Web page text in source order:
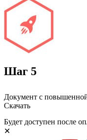
Шаг 5
Документ с
Скачать
Будет доступен после
✕